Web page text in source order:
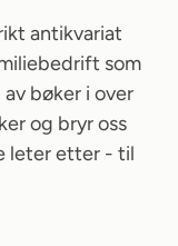
antikvariat
som
bøker i over
og bryr oss
leter etter - til